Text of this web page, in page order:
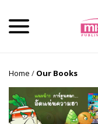
Home / Our Books